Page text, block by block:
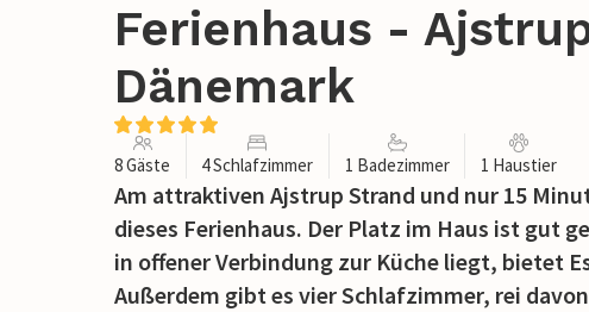
Ferienhaus -
Dänemark
8 Gäste 4 Schlafzimmer 1 Badezimmer 1 Haustier
Am attraktiven Ajstrup Strand und nur 15
dieses Ferienhaus. Der Platz im Haus ist gut
in offener Verbindung zur Küche liegt, bietet
Außerdem gibt es vier Schlafzimmer, rei